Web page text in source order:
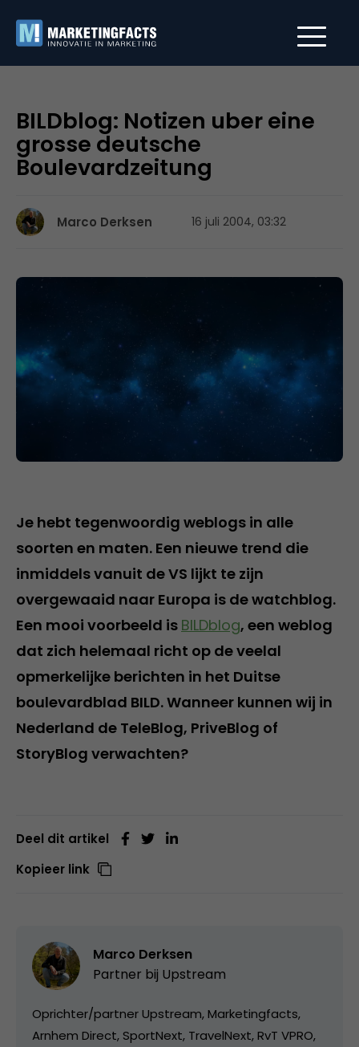
BILDblog: Notizen uber eine
grosse deutsche
Boulevardzeitung
Marco Derksen 16 juli 2004, 03:32
Je hebt tegenwoordig weblogs in alle
soorten en maten. Een nieuwe trend die
inmiddels vanuit de VS lijkt te zijn
overgewaaid naar Europa is de watchblog.
Een mooi voorbeeld is BILDblog, een weblog
dat zich helemaal richt op de veelal
opmerkelijke berichten in het Duitse
boulevardblad BILD. Wanneer kunnen wij in
Nederland de TeleBlog, PriveBlog of
StoryBlog verwachten?
Deel dit artikel
Kopieer link
Marco Derksen
Partner bij Upstream
Oprichter/partner Upstream, Marketingfacts,
Arnhem Direct, SportNext, TravelNext, RvT VPRO,